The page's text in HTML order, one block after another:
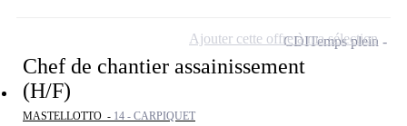
Chef de chantier assainissement
(H/F)
MASTELLOTTO - 14 - CARPIQUET
CDITemps plein
Ajouter cette offre à ma sélection